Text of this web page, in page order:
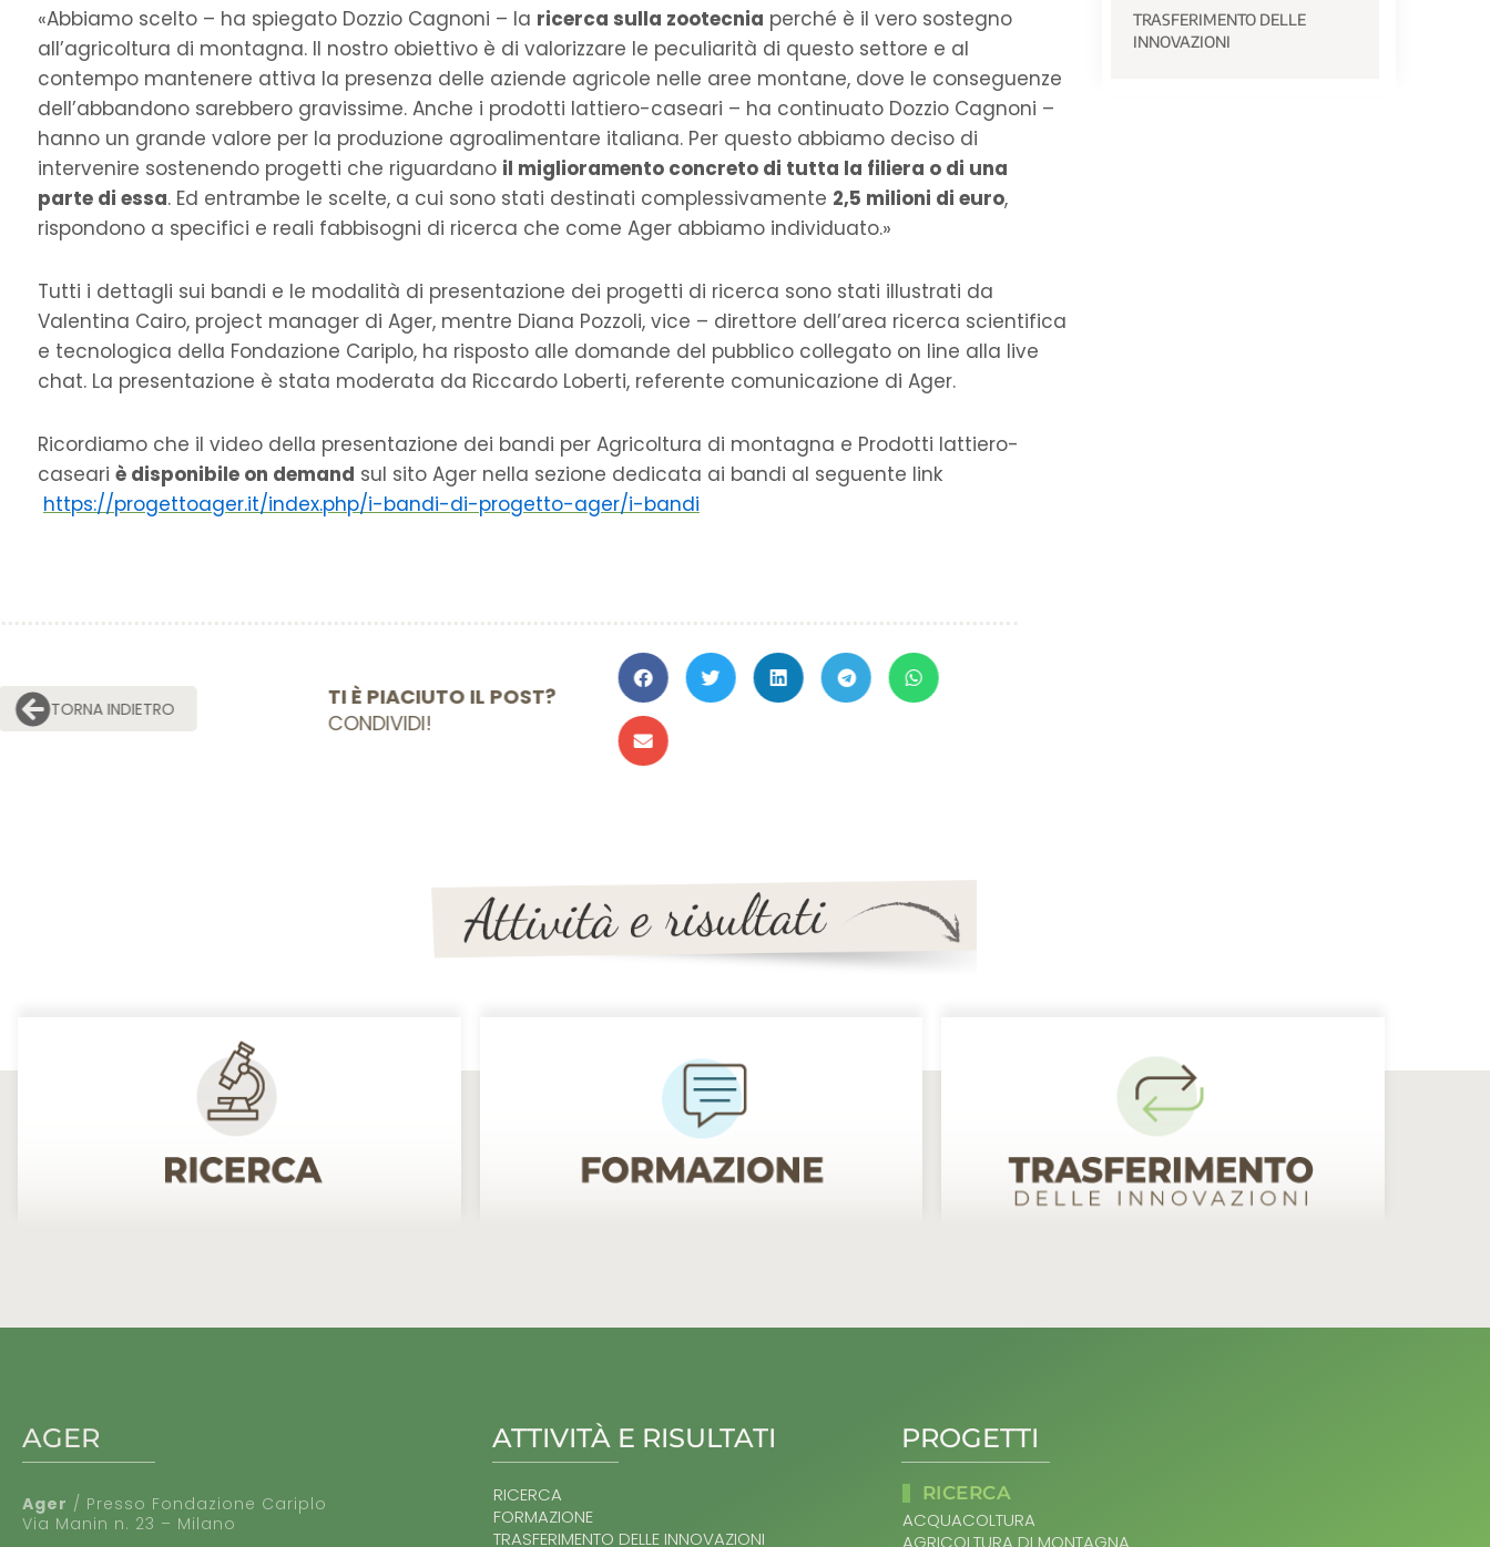
«Abbiamo scelto – ha spiegato Dozzio Cagnoni – la ricerca sulla zootecnia perché è il vero sostegno
all’agricoltura di montagna. Il nostro obiettivo è di valorizzare le peculiarità di questo settore e al
contempo mantenere attiva la presenza delle aziende agricole nelle aree montane, dove le conseguenze
dell’abbandono sarebbero gravissime. Anche i prodotti lattiero-caseari – ha continuato Dozzio Cagnoni –
hanno un grande valore per la produzione agroalimentare italiana. Per questo abbiamo deciso di
intervenire sostenendo progetti che riguardano il miglioramento concreto di tutta la filiera o di una
parte di essa. Ed entrambe le scelte, a cui sono stati destinati complessivamente 2,5 milioni di euro,
rispondono a specifici e reali fabbisogni di ricerca che come Ager abbiamo individuato.»
Tutti i dettagli sui bandi e le modalità di presentazione dei progetti di ricerca sono stati illustrati da
Valentina Cairo, project manager di Ager, mentre Diana Pozzoli, vice – direttore dell’area ricerca scientifica
e tecnologica della Fondazione Cariplo, ha risposto alle domande del pubblico collegato on line alla live
chat. La presentazione è stata moderata da Riccardo Loberti, referente comunicazione di Ager.
Ricordiamo che il video della presentazione dei bandi per Agricoltura di montagna e Prodotti lattiero-
caseari è disponibile on demand sul sito Ager nella sezione dedicata ai bandi al seguente link
https://progettoager.it/index.php/i-bandi-di-progetto-ager/i-bandi
TORNA INDIETRO
TI È PIACIUTO IL POST?
CONDIVIDI!
TRASFERIMENTO DELLE
INNOVAZIONI
AGER
Ager / Presso Fondazione Cariplo
Via Manin n. 23 – Milano
ATTIVITÀ E RISULTATI
RICERCA
FORMAZIONE
TRASFERIMENTO DELLE INNOVAZIONI
PROGETTI
RICERCA
ACQUACOLTURA
AGRICOLTURA DI MONTAGNA